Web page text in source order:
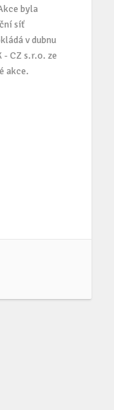
byla
síť
v dubnu
CZ s.r.o. ze
akce.